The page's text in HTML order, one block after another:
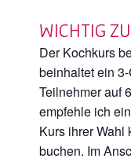
WICHTIG
Der Kochkurs
beinhaltet ein
Teilnehmer auf
empfehle ich
Kurs ihrer
buchen. Im